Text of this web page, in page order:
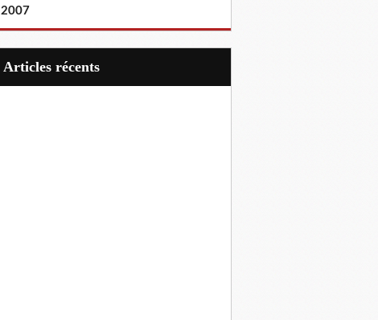
2007
articles récents